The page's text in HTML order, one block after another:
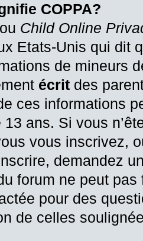
COPPA?
Child Online
Etats-Unis qui dit
de mineurs
écrit des
ces informations
13 ans. Si vous
vous inscrivez,
demandez
forum ne peut
pour des
de celles